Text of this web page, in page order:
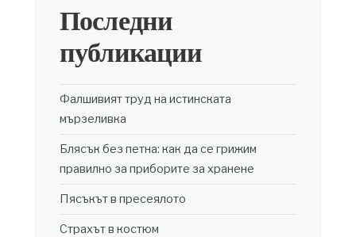
Последни
публикации
Фалшивият труд на истинската
мързеливка
Блясък без петна: как да се грижим
правилно за приборите за хранене
Пясъкът в пресеялото
Страхът в костюм